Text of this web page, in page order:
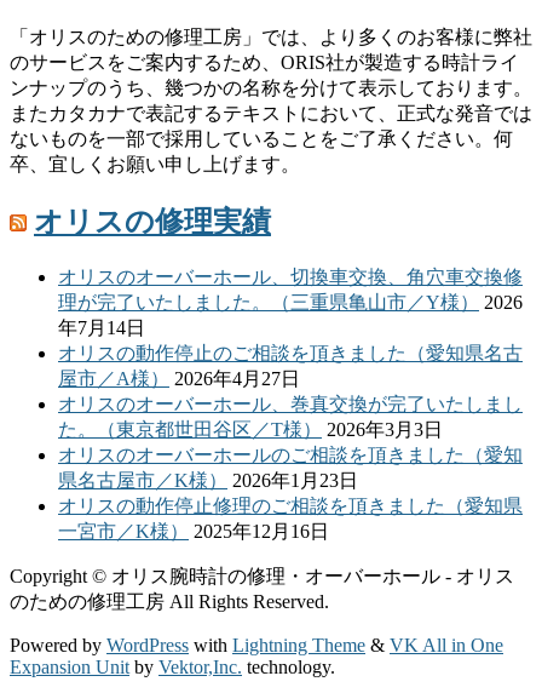
「オリスのための修理工房」では、より多くのお客様に弊社
のサービスをご案内するため、ORIS社が製造する時計ライ
ンナップのうち、幾つかの名称を分けて表示しております。
またカタカナで表記するテキストにおいて、正式な発音では
ないものを一部で採用していることをご了承ください。何
卒、宜しくお願い申し上げます。
オリスの修理実績
オリスのオーバーホール、切換車交換、角穴車交換修
理が完了いたしました。（三重県亀山市／Y様）
2026
年7月14日
オリスの動作停止のご相談を頂きました（愛知県名古
屋市／A様）
2026年4月27日
オリスのオーバーホール、巻真交換が完了いたしまし
た。（東京都世田谷区／T様）
2026年3月3日
オリスのオーバーホールのご相談を頂きました（愛知
県名古屋市／K様）
2026年1月23日
オリスの動作停止修理のご相談を頂きました（愛知県
一宮市／K様）
2025年12月16日
Copyright © オリス腕時計の修理・オーバーホール - オリス
のための修理工房 All Rights Reserved.
Powered by WordPress with Lightning Theme & VK All in One
Expansion Unit by Vektor,Inc. technology.